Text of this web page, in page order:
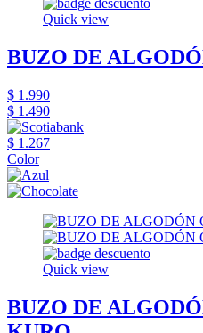
Quick view
BUZO DE
$ 1.990
$ 1.490
$ 1.267
Color
Quick view
BUZO DE